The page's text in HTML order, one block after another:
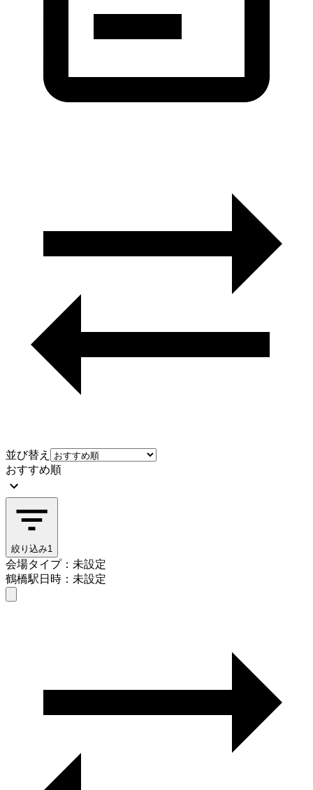
並び替え
おすすめ順
絞り込み1
会場タイプ：未設定
鶴橋駅日時：未設定